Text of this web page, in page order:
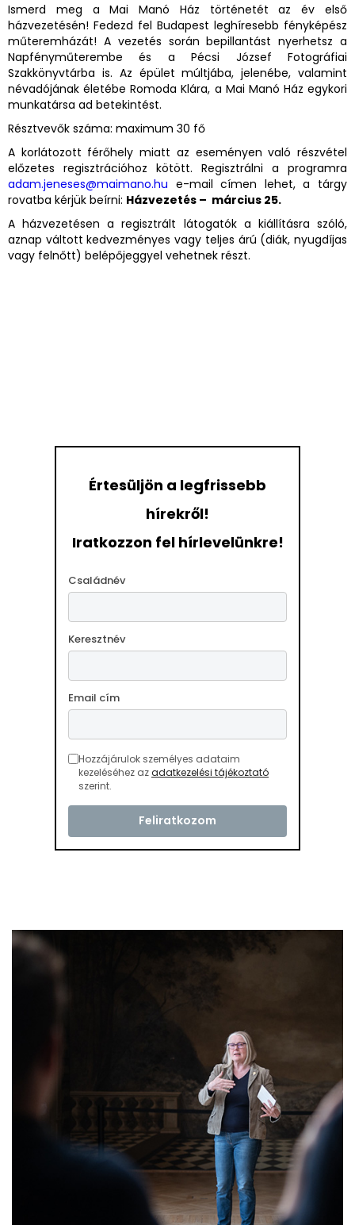
Ismerd meg a Mai Manó Ház történetét az év első
házvezetésén! Fedezd fel Budapest leghíresebb fényképész
műteremházát! A vezetés során bepillantást nyerhetsz a
Napfényműterembe és a Pécsi József Fotográfiai
Szakkönyvtárba is. Az épület múltjába, jelenébe, valamint
névadójának életébe Romoda Klára, a Mai Manó Ház egykori
munkatársa ad betekintést.
Résztvevők száma: maximum 30 fő
A korlátozott férőhely miatt az eseményen való részvétel
előzetes regisztrációhoz kötött. Regisztrálni a programra
adam.jeneses@maimano.hu e-mail címen lehet, a tárgy
rovatba kérjük beírni: Házvezetés – március 25.
A házvezetésen a regisztrált látogatók a kiállításra szóló,
aznap váltott kedvezményes vagy teljes árú (diák, nyugdíjas
vagy felnőtt) belépőjeggyel vehetnek részt.
Értesüljön a legfrissebb
hírekről!
Iratkozzon fel hírlevelünkre!
Családnév
Keresztnév
Email cím
Hozzájárulok személyes adataim
kezeléséhez azadatkezelési tájékoztató
szerint.